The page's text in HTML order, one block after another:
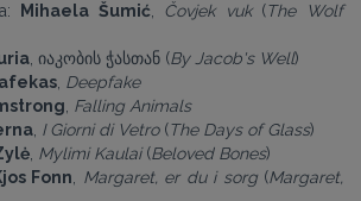
Mihaela Šumić, Čovjek vuk(The Wolf
, იაკობის ჭასთან (By Jacob's Well)
Deepfake
Falling Animals
I Giorni di Vetro(The Days of Glass)
Mylimi Kaulai(Beloved Bones)
Fonn Margaret, er du i sorg(Margaret,